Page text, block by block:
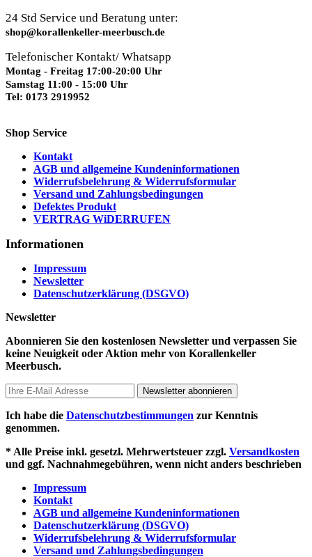
24 Std Service und Beratung unter:
shop@korallenkeller-meerbusch.de
Telefonischer Kontakt/ Whatsapp
Montag - Freitag 17:00-20:00 Uhr
Samstag 11:00 - 15:00 Uhr
Tel: 0173 2919952
Shop Service
Kontakt
AGB und allgemeine Kundeninformationen
Widerrufsbelehrung & Widerrufsformular
Versand und Zahlungsbedingungen
Defektes Produkt
VERTRAG WiDERRUFEN
Informationen
Impressum
Newsletter
Datenschutzerklärung (DSGVO)
Newsletter
Abonnieren Sie den kostenlosen Newsletter und verpassen Sie
keine Neuigkeit oder Aktion mehr von Korallenkeller
Meerbusch.
Newsletter abonnieren
Ich habe die Datenschutzbestimmungen zur Kenntnis
genommen.
* Alle Preise inkl. gesetzl. Mehrwertsteuer zzgl. Versandkosten
und ggf. Nachnahmegebühren, wenn nicht anders beschrieben
Impressum
Kontakt
AGB und allgemeine Kundeninformationen
Datenschutzerklärung (DSGVO)
Widerrufsbelehrung & Widerrufsformular
Versand und Zahlungsbedingungen